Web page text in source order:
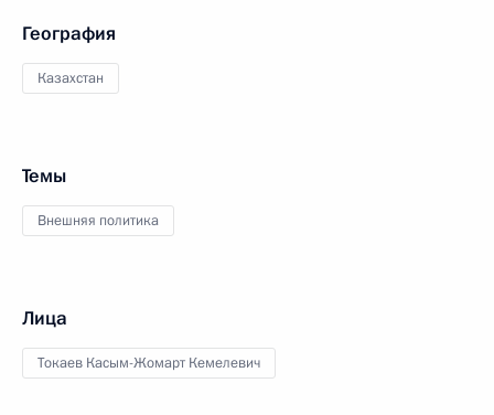
География
Казахстан
Темы
Внешняя политика
Лица
Токаев Касым-Жомарт Кемелевич